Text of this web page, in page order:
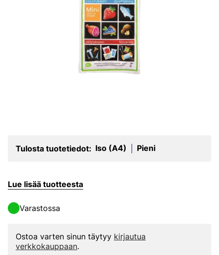
Tulosta tuotetiedot: Iso (A4) Pieni
Lue lisää tuotteesta
Varastossa
Ostoa varten sinun täytyy kirjautua
verkkokauppaan.